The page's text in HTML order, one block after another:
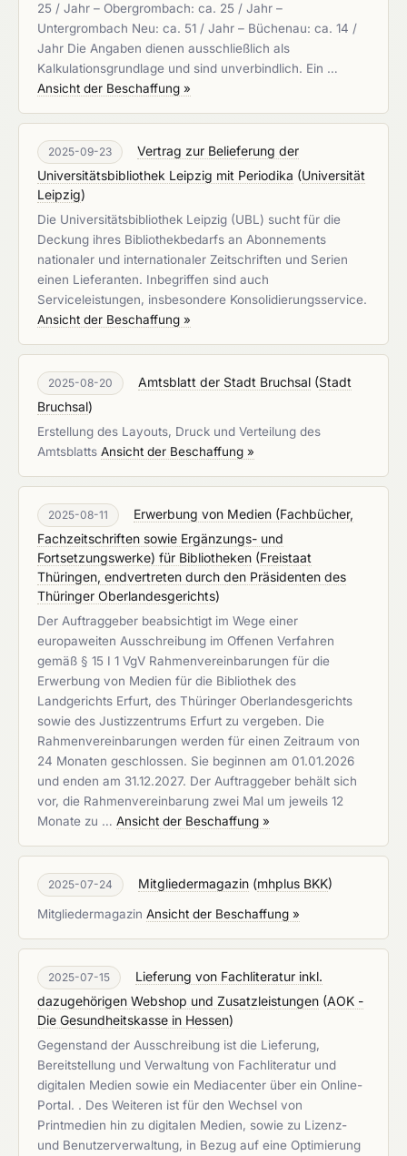
25 / Jahr – Obergrombach: ca. 25 / Jahr –
Untergrombach Neu: ca. 51 / Jahr – Büchenau: ca. 14 /
Jahr Die Angaben dienen ausschließlich als
Kalkulationsgrundlage und sind unverbindlich. Ein …
Ansicht der Beschaffung »
2025-09-23
Vertrag zur Belieferung der
Universitätsbibliothek Leipzig mit Periodika (Universität
Leipzig)
Die Universitätsbibliothek Leipzig (UBL) sucht für die
Deckung ihres Bibliothekbedarfs an Abonnements
nationaler und internationaler Zeitschriften und Serien
einen Lieferanten. Inbegriffen sind auch
Serviceleistungen, insbesondere Konsolidierungsservice.
Ansicht der Beschaffung »
2025-08-20 Amtsblatt der Stadt Bruchsal (Stadt
Bruchsal)
Erstellung des Layouts, Druck und Verteilung des
Amtsblatts Ansicht der Beschaffung »
2025-08-11
Erwerbung von Medien (Fachbücher,
Fachzeitschriften sowie Ergänzungs- und
Fortsetzungswerke) für Bibliotheken (Freistaat
Thüringen, endvertreten durch den Präsidenten des
Thüringer Oberlandesgerichts)
Der Auftraggeber beabsichtigt im Wege einer
europaweiten Ausschreibung im Offenen Verfahren
gemäß § 15 I 1 VgV Rahmenvereinbarungen für die
Erwerbung von Medien für die Bibliothek des
Landgerichts Erfurt, des Thüringer Oberlandesgerichts
sowie des Justizzentrums Erfurt zu vergeben. Die
Rahmenvereinbarungen werden für einen Zeitraum von
24 Monaten geschlossen. Sie beginnen am 01.01.2026
und enden am 31.12.2027. Der Auftraggeber behält sich
vor, die Rahmenvereinbarung zwei Mal um jeweils 12
Monate zu … Ansicht der Beschaffung »
2025-07-24 Mitgliedermagazin (mhplus BKK)
Mitgliedermagazin Ansicht der Beschaffung »
2025-07-15
Lieferung von Fachliteratur inkl.
dazugehörigen Webshop und Zusatzleistungen (AOK -
Die Gesundheitskasse in Hessen)
Gegenstand der Ausschreibung ist die Lieferung,
Bereitstellung und Verwaltung von Fachliteratur und
digitalen Medien sowie ein Mediacenter über ein Online-
Portal. . Des Weiteren ist für den Wechsel von
Printmedien hin zu digitalen Medien, sowie zu Lizenz-
und Benutzerverwaltung, in Bezug auf eine Optimierung